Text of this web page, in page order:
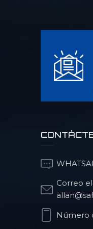
Correo
Número